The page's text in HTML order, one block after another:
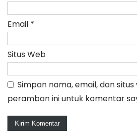
Email *
Situs Web
Simpan nama, email, dan
peramban ini untuk komentar